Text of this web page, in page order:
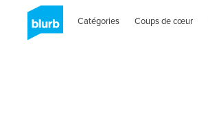
Catégories Coups de cœur